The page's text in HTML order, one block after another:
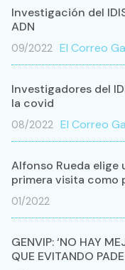
Investigación del
ADN
09/2022 El Correo
Investigadores del
la covid
08/2022 El Correo
Alfonso Rueda
primera visita como
01/2022
GENVIP: ‘NO HAY
QUE EVITANDO